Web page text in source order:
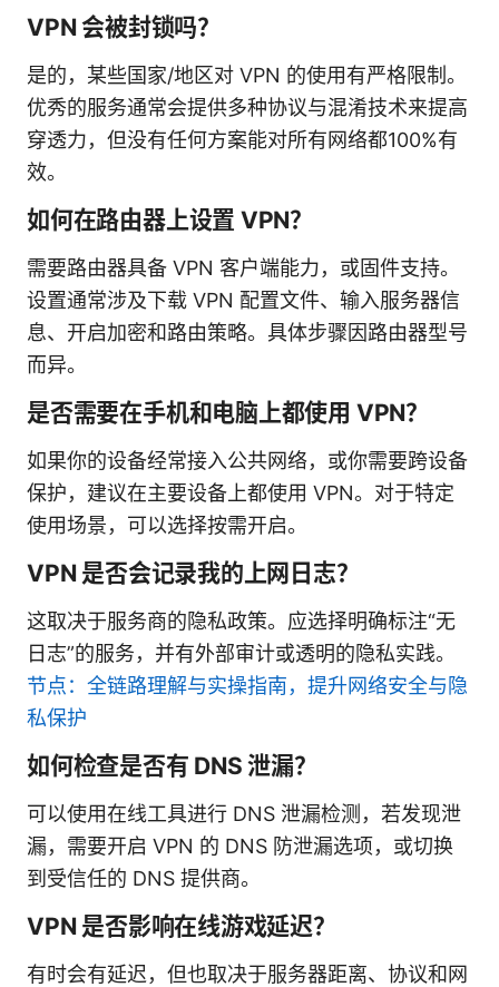
VPN 会被封锁吗？
是的，某些国家/地区对 VPN 的使用有严格限制。
优秀的服务通常会提供多种协议与混淆技术来提高
穿透力，但没有任何方案能对所有网络都100%有
效。
如何在路由器上设置 VPN？
需要路由器具备 VPN 客户端能力，或固件支持。
设置通常涉及下载 VPN 配置文件、输入服务器信
息、开启加密和路由策略。具体步骤因路由器型号
而异。
是否需要在手机和电脑上都使用 VPN？
如果你的设备经常接入公共网络，或你需要跨设备
保护，建议在主要设备上都使用 VPN。对于特定
使用场景，可以选择按需开启。
VPN 是否会记录我的上网日志？
这取决于服务商的隐私政策。应选择明确标注“无
日志”的服务，并有外部审计或透明的隐私实践。
节点：全链路理解与实操指南，提升网络安全与隐
私保护
如何检查是否有 DNS 泄漏？
可以使用在线工具进行 DNS 泄漏检测，若发现泄
漏，需要开启 VPN 的 DNS 防泄漏选项，或切换
到受信任的 DNS 提供商。
VPN 是否影响在线游戏延迟？
有时会有延迟，但也取决于服务器距离、协议和网